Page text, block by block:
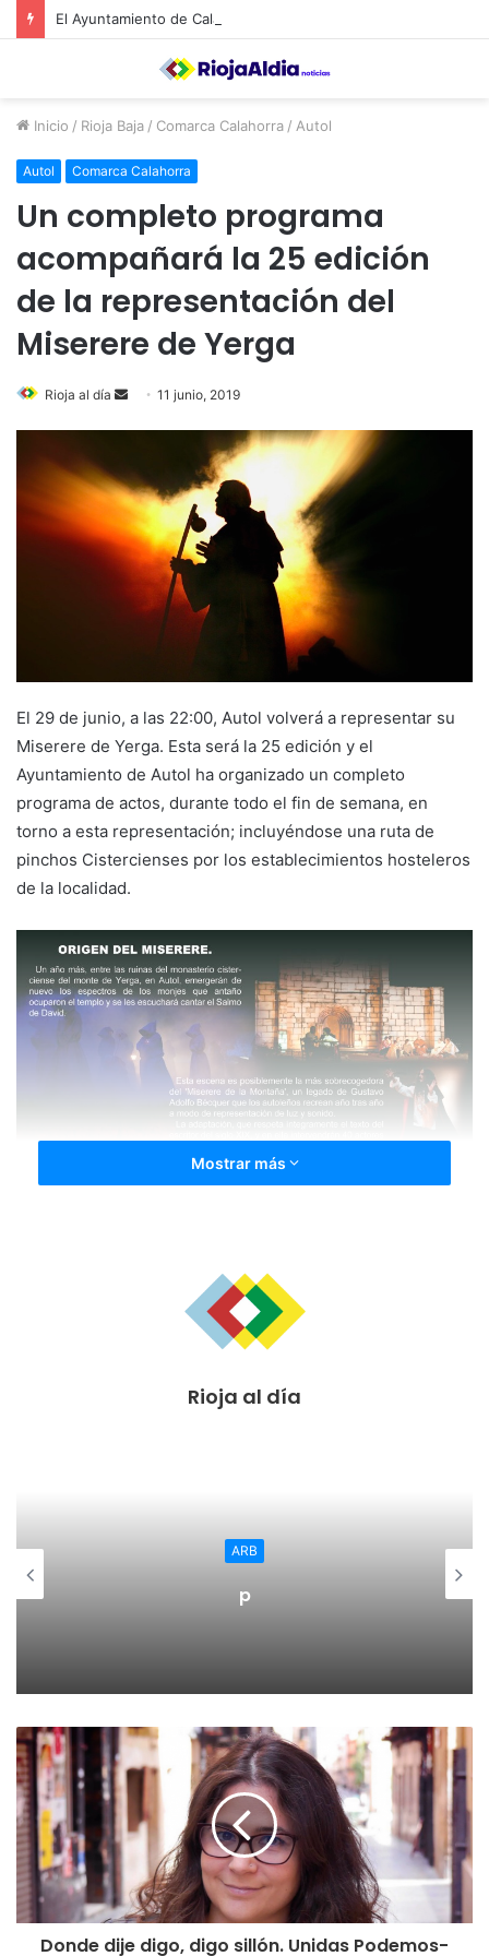
Inicio / Rioja Baja / Comarca Calahorra / Autol
Autol Comarca Calahorra
Un completo programa
acompañará la 25 edición
de la representación del
Miserere de Yerga
Rioja al día
d
a
n
e
m
11 junio, 2019
El 29 de junio, a las 22:00, Autol volverá a representar su
Miserere de Yerga. Esta será la 25 edición y el
Ayuntamiento de Autol ha organizado un completo
programa de actos, durante todo el fin de semana, en
torno a esta representación; incluyéndose una ruta de
pinchos Cistercienses por los establecimientos hosteleros
de la localidad.
A las 21:00, en el patio de las antiguas escuelas, tendrá
lugar el
por el grupo de baile del CPA de Arnedo, grupos de baile
(música celta) con el grupo cántabro Brez en la Plaza de
San Isidro (0:30)
El sábado, primer día de la representación, la jornada se
abrirá con una
chocolatadapopular (11:30) en la Plaza de
San Isidro. A las 12:00 y sin salir de esta plaza, los catones
y visitantes podrán disfrutar de laexposición de aves
rapaces y exhibición de cetreria con vuelo.
Mostrar más
Rioja al día
El Ayuntamiento de
convoca subvenciones
Donde dije digo, digo sillón. Unidas Podemos-